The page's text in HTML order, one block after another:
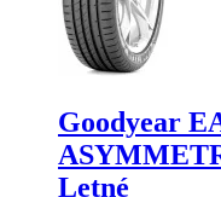
Goodyear
Letné